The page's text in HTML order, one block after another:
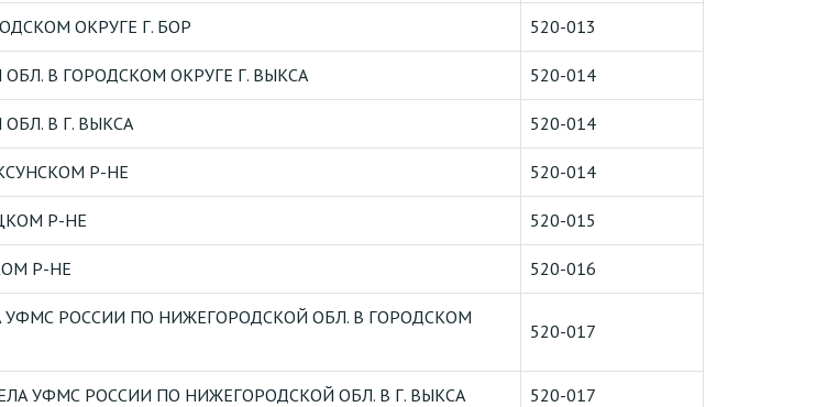
ОКРУГЕ Г. БОР 520-013
В ГОРОДСКОМ ОКРУГЕ Г. ВЫКСА 520-014
В Г. ВЫКСА 520-014
Р-НЕ 520-014
Р-НЕ 520-015
Р-НЕ 520-016
РОССИИ ПО НИЖЕГОРОДСКОЙ ОБЛ. В ГОРОДСКОМ
520-017
УФМС РОССИИ ПО НИЖЕГОРОДСКОЙ ОБЛ. В Г. ВЫКСА 520-017